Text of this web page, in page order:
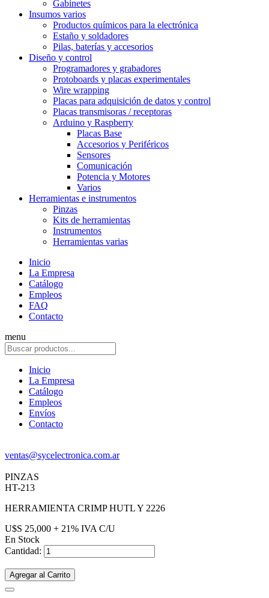
Gabinetes
Insumos varios
Productos químicos para la electrónica
Estaño y soldadores
Pilas, baterías y accesorios
Diseño y control
Programadores y grabadores
Protoboards y placas experimentales
Wire wrapping
Placas para adquisición de datos y control
Placas transmisoras / receptoras
Arduino y Raspberry
Placas Base
Accesorios y Periféricos
Sensores
Comunicación
Potencia y Motores
Varios
Herramientas e instrumentos
Pinzas
Kits de herramientas
Instrumentos
Herramientas varias
Inicio
La Empresa
Catálogo
Empleos
FAQ
Contacto
menu
Inicio
La Empresa
Catálogo
Empleos
Envíos
Contacto
ventas@sycelectronica.com.ar
PINZAS
HT-213
HERRAMIENTA CRIMP HUTL Y 2226
U$S 25,000 + 21% IVA C/U
En Stock
Cantidad:
Agregar al Carrito